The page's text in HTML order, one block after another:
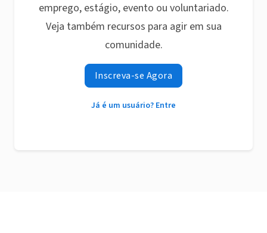
emprego, estágio, evento ou voluntariado.
Veja também recursos para agir em sua
comunidade.
Inscreva-se Agora
Já é um usuário? Entre